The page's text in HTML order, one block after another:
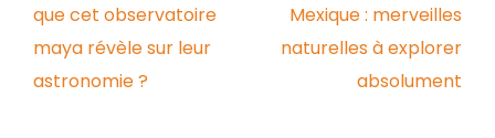
que cet observatoire
maya révèle sur leur
astronomie ?
Mexique : merveilles
naturelles à explorer
absolument